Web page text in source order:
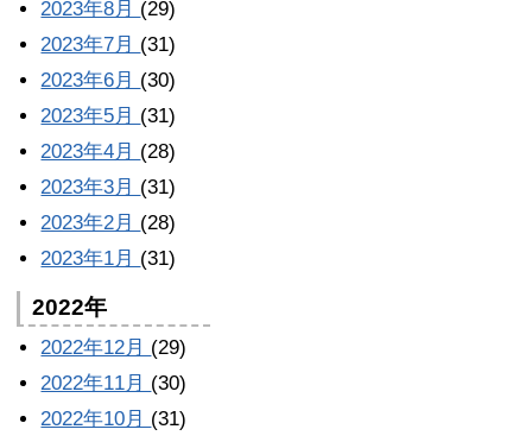
2023年8月 (29)
2023年7月 (31)
2023年6月 (30)
2023年5月 (31)
2023年4月 (28)
2023年3月 (31)
2023年2月 (28)
2023年1月 (31)
2022年
2022年12月 (29)
2022年11月 (30)
2022年10月 (31)